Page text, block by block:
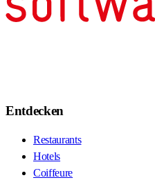
Entdecken
Restaurants
Hotels
Coiffeure